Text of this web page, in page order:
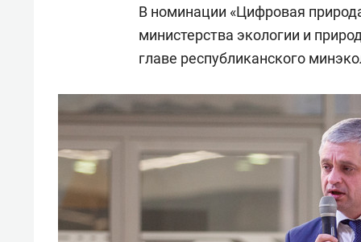
В номинации «Цифровая
министерства экологии и
главе республиканского
Падел, фитнес, танцы и даже
ниндзя-зал: как ТРЦ «Франт»
спорта